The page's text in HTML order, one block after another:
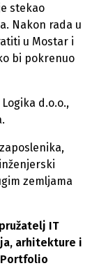
stekao
Nakon rada u
u Mostar i
bi pokrenuo
d.o.o.,
zemljama
IT
arhitekture i
Portfolio